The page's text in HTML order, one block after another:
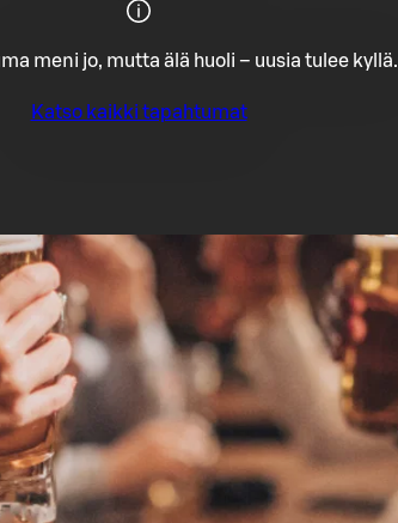
meni jo, mutta älä huoli – uusia tulee kyllä.
Katso kaikki tapahtumat